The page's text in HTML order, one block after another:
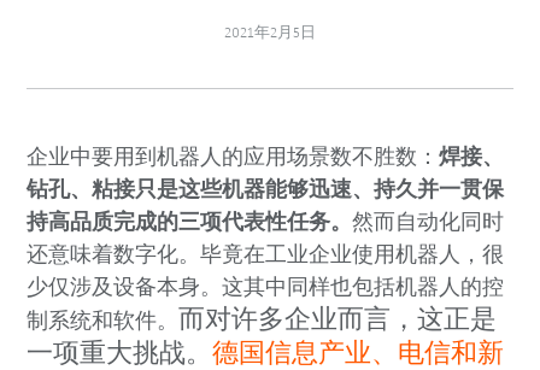
2021年2月5日
企业中要用到机器人的应用场景数不胜数：焊接、
钻孔、粘接只是这些机器能够迅速、持久并一贯保
持高品质完成的三项代表性任务。然而自动化同时
还意味着数字化。毕竟在工业企业使用机器人，很
少仅涉及设备本身。这其中同样也包括机器人的控
制系统和软件。 而对许多企业而言，这正是
一项重大挑战。德国信息产业、电信和新